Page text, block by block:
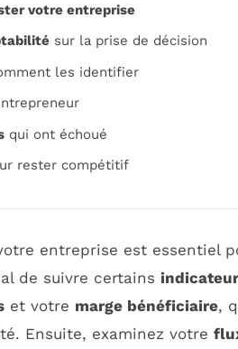
votre entreprise
sur la prise de décision
les identifier
qui ont échoué
rester compétitif
entreprise est essentiel
de suivre certains
et votre marge bénéficiaire,
Ensuite, examinez votre